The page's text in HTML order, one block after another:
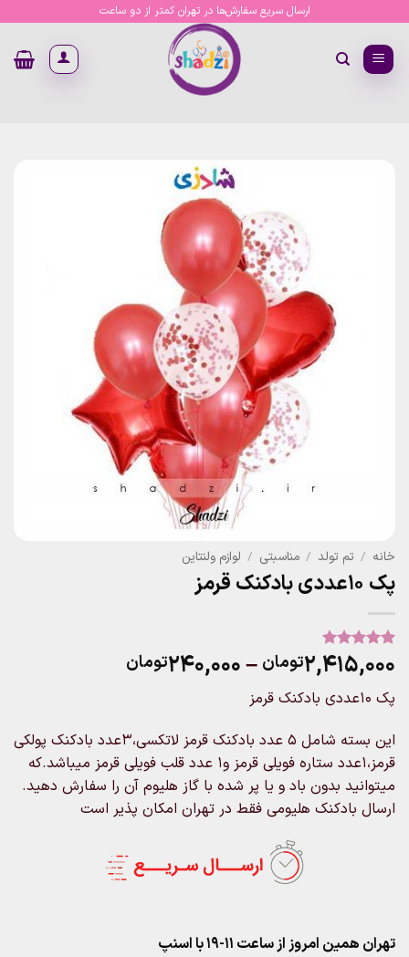
content
ارسال سریع سفارش‌ها در تهران کمتر از دو ساعت
خانه / تم تولد / مناسبتی / لوازم ولنتاین
پک ۱۰عددی بادکنک قرمز
امتیاز5از
5 امتیاز
۲,۴۱۵,۰۰۰تومان –۲۴۰,۰۰۰تومان
through
۲,۴۱۵,۰۰۰تومان
پک ۱۰عددی بادکنک قرمز
این بسته شامل ۵ عدد بادکنک قرمز لاتکسی،۳عدد بادکنک پولکی
قرمز،۱عدد ستاره فویلی قرمز و۱ عدد قلب فویلی قرمز میباشد.که
میتوانید بدون باد و یا پر شده با گاز هلیوم آن را سفارش دهید.
ارسال بادکنک هلیومی فقط در تهران امکان پذیر است
تهران همین امروز از ساعت ۱۱-۱۹ با اسنپ